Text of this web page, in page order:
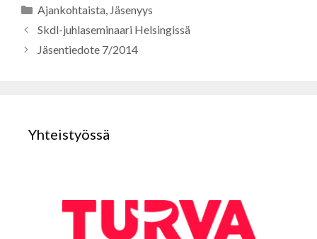
Kategoriat
Ajankohtaista, Jäsenyys
Skdl-juhlaseminaari Helsingissä
Jäsentiedote 7/2014
Yhteistyössä